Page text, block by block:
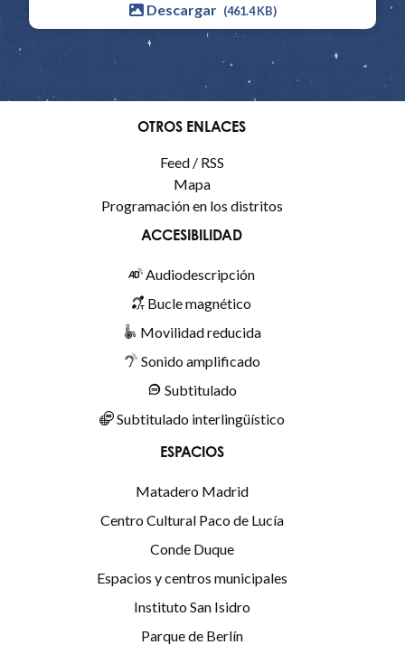
Descargar (461.4 KB)
OTROS ENLACES
Feed / RSS
Mapa
Programación en los distritos
ACCESIBILIDAD
Audiodescripción
Bucle magnético
Movilidad reducida
Sonido amplificado
Subtitulado
Subtitulado interlingüístico
ESPACIOS
Matadero Madrid
Centro Cultural Paco de Lucía
Conde Duque
Espacios y centros municipales
Instituto San Isidro
Parque de Berlín